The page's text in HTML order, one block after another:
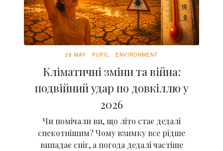
28 MAY PUPIL ENVIRONMENT
Кліматичні зміни та війна:
подвійний удар по довкіллю у
2026
Чи помічали ви, що літо стає дедалі
спекотнішим? Чому взимку все рідше
випадає сніг, а погода дедалі частіше